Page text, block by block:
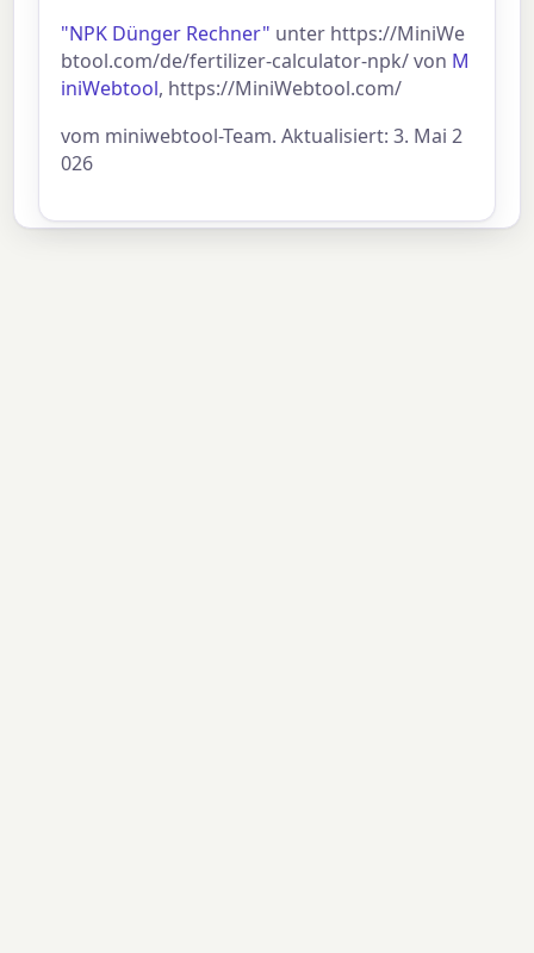
"NPK Dünger Rechner" unter https://MiniWe
btool.com/de/fertilizer-calculator-npk/ von M
iniWebtool, https://MiniWebtool.com/
vom miniwebtool-Team. Aktualisiert: 3. Mai 2
026